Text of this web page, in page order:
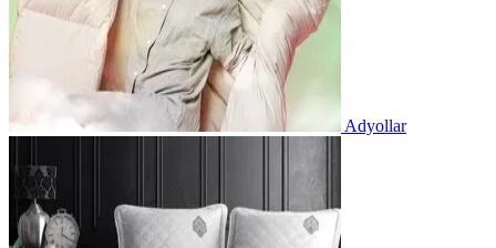
Adyollar